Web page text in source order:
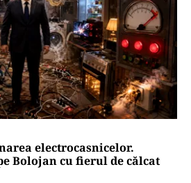
electrocasnicelor.
Bolojan cu fierul de călcat